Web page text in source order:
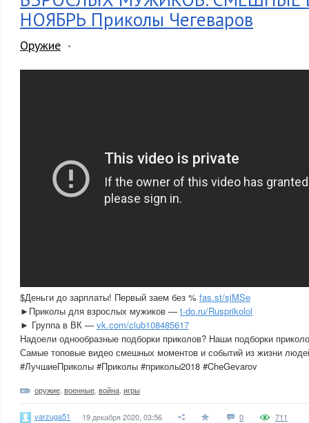
НОЯБРЬ Приколы Чегеваров
Оружие
$Деньги до зарплаты! Первый заем без % fas.st/sjMSe
►Приколы для взрослых мужиков — t-do.ru/Rusprikolol
► Группа в ВК — vk.com/club108485617
Надоели однообразные подборки приколов? Наши подборки
Самые топовые видео смешных моментов и событий из жизни
#ЛучшиеПриколы #Приколы #приколы2018 #CheGevarov
оружие военные война игры
varzuga51 19 декабря 2020, 03:56 0 711